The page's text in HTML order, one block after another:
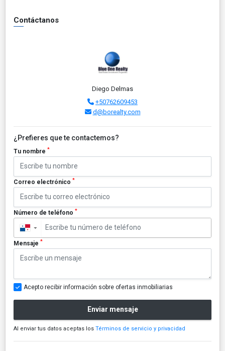
Contáctanos
Diego Delmas
+50762609453
d@borealty.com
¿Prefieres que te contactemos?
Tu nombre *
Correo electrónico *
Número de teléfono *
▼
Mensaje *
Acepto recibir información sobre ofertas inmobiliarias
Enviar mensaje
Al enviar tus datos aceptas los Términos de servicio y privacidad